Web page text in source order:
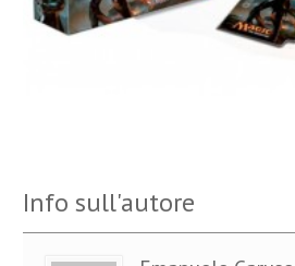
Info sull'autore